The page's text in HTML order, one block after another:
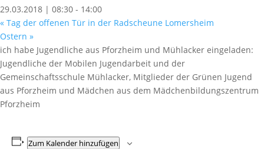
29.03.2018 | 08:30 - 14:00
« Tag der offenen Tür in der Radscheune Lomersheim
Ostern »
ich habe Jugendliche aus Pforzheim und Mühlacker eingeladen:
Jugendliche der Mobilen Jugendarbeit und der
Gemeinschaftsschule Mühlacker, Mitglieder der Grünen Jugend
aus Pforzheim und Mädchen aus dem Mädchenbildungszentrum
Pforzheim
Zum Kalender hinzufügen